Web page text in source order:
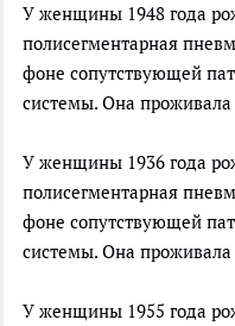
У женщины 1948 года
полисегментарная
фоне сопутствующей
системы. Она
У женщины 1936 года
полисегментарная
фоне сопутствующей
системы. Она
У женщины 1955 года